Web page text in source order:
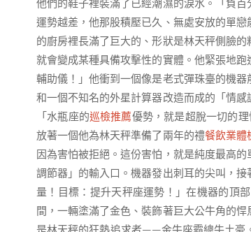
他們的鞋子裡裝滿了已經潮濕的淚水。「負
運勢越差，他那股積壓已久、無處安放的單
的廚房裡長滿了巨大的、形狀是林天秤側臉
就會變成某種具備攻擊性的實體。他緊張地
輔助儀！」他衝到一個像是老式彈珠臺的機
和一個不知名的外星計算器改造而成的「情
「水瓶座的巡檢推薦優勢，就是超脫一切的
放著一個他為林天秤準備了兩年的禮餐飲業體
因為害怕被拒絕。這份害怕，就是純度最高
調節器」的輸入口。機器發出刺耳的尖叫，
量！目標：提升天秤座運勢！」在機器的頂
間，一輛塗滿了金色、裝飾著巨大公牛角的